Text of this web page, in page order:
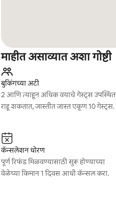
माहीत असाव्यात अशा गोष्टी
बुकिंगच्या अटी
2 आणि त्याहून अधिक वयाचे गेस्ट्स उपस्थित
राहू शकतात, जास्तीत जास्त एकूण 10 गेस्ट्स.
कॅन्सलेशन धोरण
पूर्ण रिफंड मिळवण्यासाठी सुरू होण्याच्या
वेळेच्या किमान 1 दिवस आधी कॅन्सल करा.